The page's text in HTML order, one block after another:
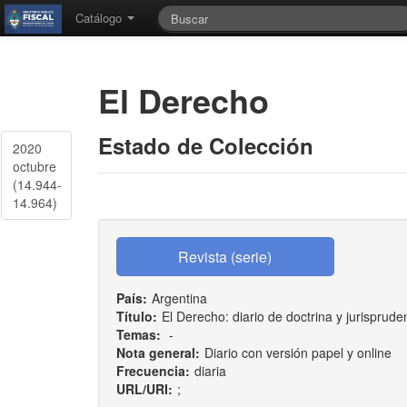
Catálogo
2020
octubre
(14.944-
14.964)
El Derecho
Estado de Colección
País: Argentina
Título: El Derecho: diario de doctrina y
Temas: -
Nota general: Diario con versión papel y online
Frecuencia: diaria
URL/URI: ;